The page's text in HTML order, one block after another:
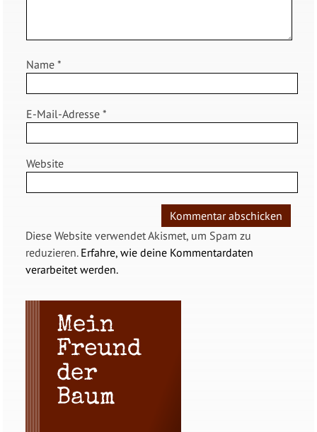
Name *
E-Mail-Adresse *
Website
Diese Website verwendet Akismet, um Spam zu
reduzieren. Erfahre, wie deine Kommentardaten
verarbeitet werden.